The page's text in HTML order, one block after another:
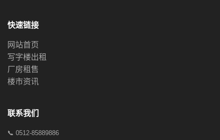
快速链接
网站首页
写字楼出租
厂房租售
楼市资讯
联系我们
📞 0512-85889886